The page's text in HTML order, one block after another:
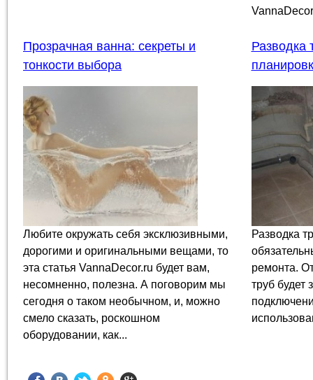
Прозрачная ванна: секреты и
тонкости выбора
Любите окружать себя эксклюзивными,
дорогими и оригинальными вещами, то
эта статья VannaDecor.ru будет вам,
несомненно, полезна. А поговорим мы
сегодня о таком необычном, и, можно
смело сказать, роскошном
оборудовании, как...
Разводка
Разводка
ремонта.
труб будет